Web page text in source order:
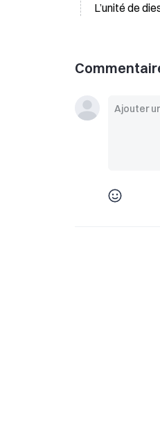
L’unité de